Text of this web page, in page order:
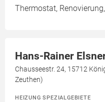
Thermostat,
Hans-Rainer
Chausseestr. 24, 15712
Zeuthen)
HEIZUNG SPEZIALGEBIETE